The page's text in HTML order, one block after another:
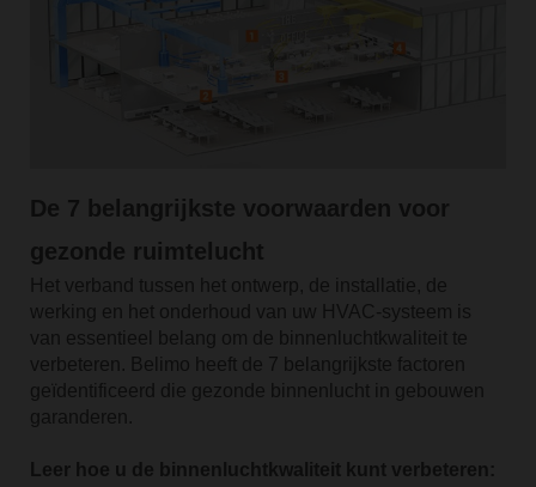
De 7 belangrijkste voorwaarden voor
gezonde ruimtelucht
Het verband tussen het ontwerp, de installatie, de
werking en het onderhoud van uw HVAC-systeem is
van essentieel belang om de binnenluchtkwaliteit te
verbeteren. Belimo heeft de 7 belangrijkste factoren
geïdentificeerd die gezonde binnenlucht in gebouwen
garanderen.
Leer hoe u de binnenluchtkwaliteit kunt verbeteren: